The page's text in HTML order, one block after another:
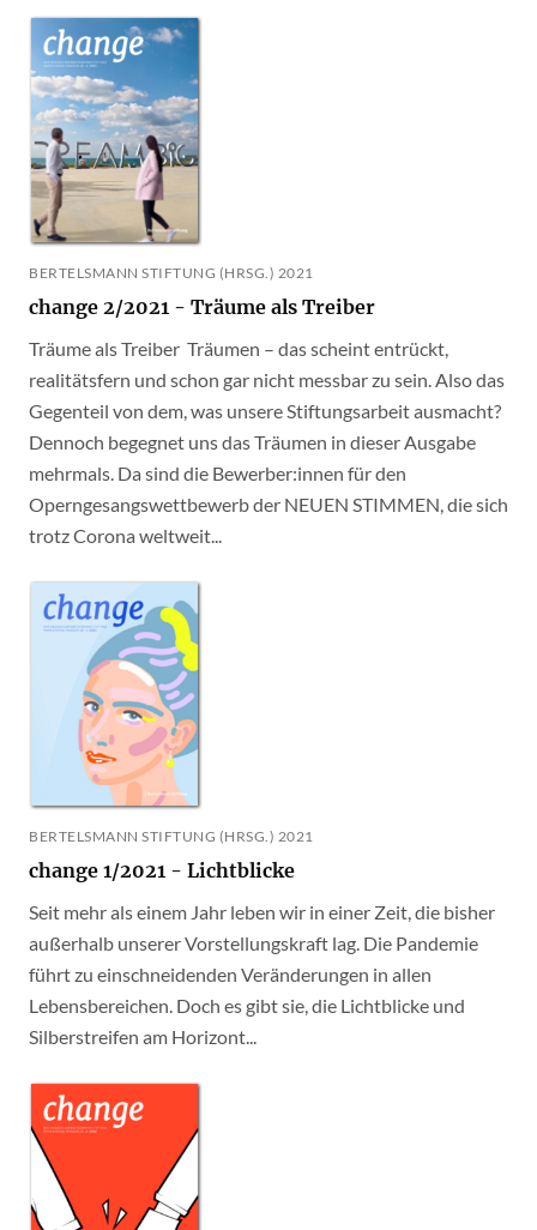
BERTELSMANN STIFTUNG (HRSG.) 2021
change 2/2021 - Träume als Treiber
Träume als Treiber Träumen – das scheint entrückt,
realitätsfern und schon gar nicht messbar zu sein. Also das
Gegenteil von dem, was unsere Stiftungsarbeit ausmacht?
Dennoch begegnet uns das Träumen in dieser Ausgabe
mehrmals. Da sind die Bewerber:innen für den
Operngesangswettbewerb der NEUEN STIMMEN, die sich
trotz Corona weltweit...
BERTELSMANN STIFTUNG (HRSG.) 2021
change 1/2021 - Lichtblicke
Seit mehr als einem Jahr leben wir in einer Zeit, die bisher
außerhalb unserer Vorstellungskraft lag. Die Pandemie
führt zu einschneidenden Veränderungen in allen
Lebensbereichen. Doch es gibt sie, die Lichtblicke und
Silberstreifen am Horizont...